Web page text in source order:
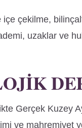
çekilme,
uzaklar ve
Gerçek Kuzey
ve mahremiyet